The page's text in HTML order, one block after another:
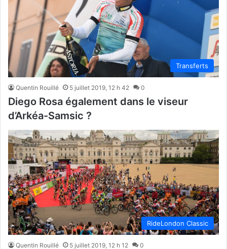
Transferts
Quentin Rouillé 5 juillet 2019, 12 h 42 0
Diego Rosa également dans le viseur
d’Arkéa-Samsic ?
RideLondon Classic
Quentin Rouillé 5 juillet 2019, 12 h 12 0